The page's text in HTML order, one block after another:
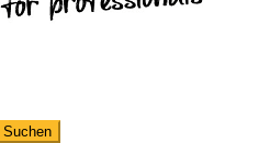
Suchen